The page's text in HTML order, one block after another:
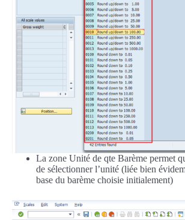
La zone Unité de qte Barème permet
de sélectionner l’unité (liée bien
base du barème choisie initialement)